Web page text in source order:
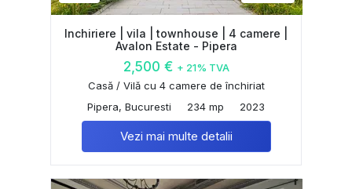
Inchiriere | vila | townhouse | 4 camere |
Avalon Estate - Pipera
2,500 € + 21% TVA
Casă / Vilă cu 4 camere de închiriat
Pipera, Bucuresti
234 mp 2023
Vezi mai multe detalii